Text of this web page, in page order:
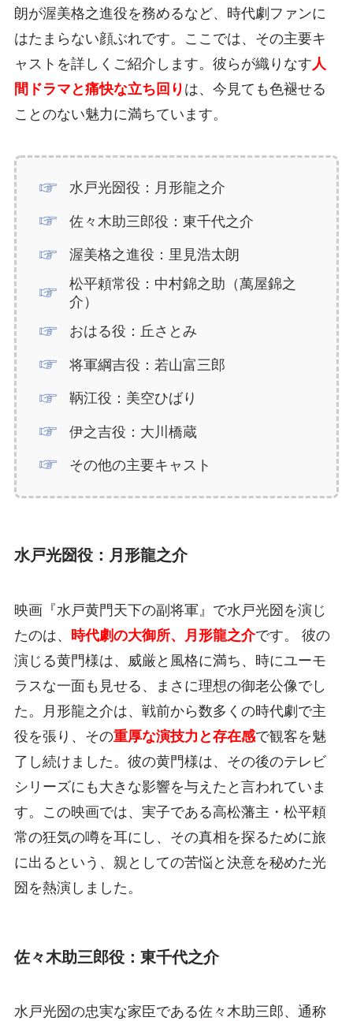
朗が渥美格之進役を務めるなど、時代劇ファンに
はたまらない顔ぶれです。ここでは、その主要キ
ャストを詳しくご紹介します。彼らが織りなす人
間ドラマと痛快な立ち回り は、今見ても色褪せる
ことのない魅力に満ちています。
水戸光圀役：月形龍之介
佐々木助三郎役：東千代之介
渥美格之進役：里見浩太朗
松平頼常役：中村錦之助（萬屋錦之
介）
おはる役：丘さとみ
将軍綱吉役：若山富三郎
鞆江役：美空ひばり
伊之吉役：大川橋蔵
その他の主要キャスト
水戸光圀役：月形龍之介
映画『水戸黄門天下の副将軍』で水戸光圀を演じ
たのは、
時代劇の大御所、月形龍之介です。 彼の
演じる黄門様は、威厳と風格に満ち、時にユーモ
ラスな一面も見せる、まさに理想の御老公像でし
た。月形龍之介は、戦前から数多くの時代劇で主
役を張り、その重厚な演技力と存在感で観客を魅
了し続けました。彼の黄門様は、その後のテレビ
シリーズにも大きな影響を与えたと言われていま
す。この映画では、実子である高松藩主・松平頼
常の狂気の噂を耳にし、その真相を探るために旅
に出るという、親としての苦悩と決意を秘めた光
圀を熱演しました。
佐々木助三郎役：東千代之介
水戸光圀の忠実な家臣である佐々木助三郎、通称